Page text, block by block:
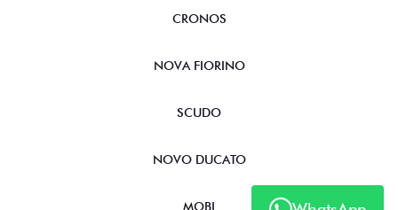
CRONOS
NOVA FIORINO
SCUDO
NOVO DUCATO
MOBI